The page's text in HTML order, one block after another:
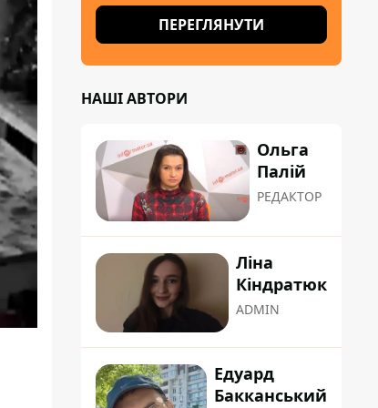
ПЕРЕГЛЯНУТИ
НАШІ АВТОРИ
Ольга
Палій
РЕДАКТОР
Ліна
Кіндратюк
ADMIN
Едуард
Бакканський